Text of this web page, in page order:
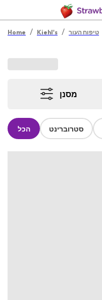
Home / Kiehl's / טיפוח העור
מסנן
הכל סטרוברינט